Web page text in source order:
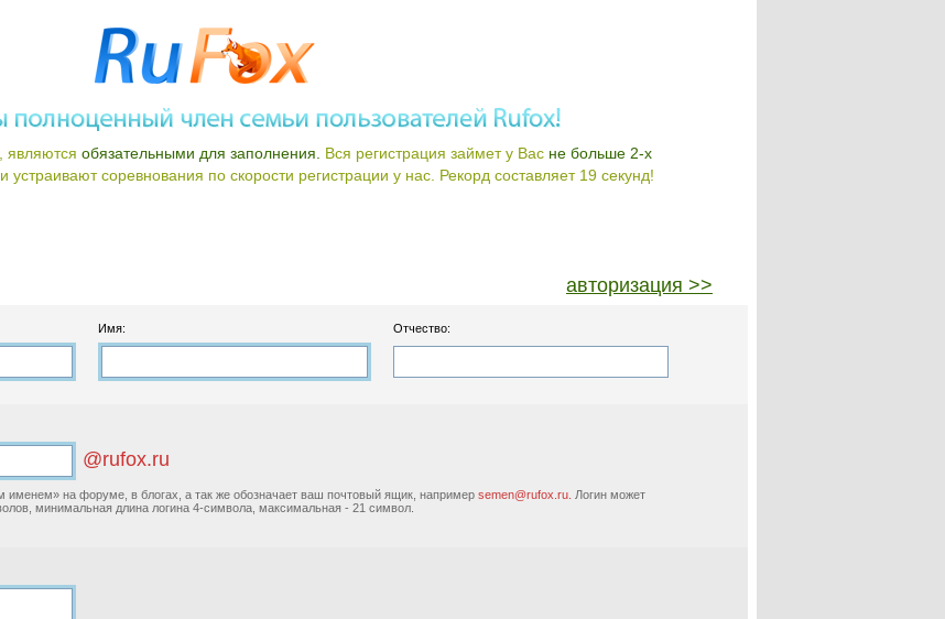
являются обязательными для заполнения. Вся регистрация займет у Вас не больше 2-х
устраивают соревнования по скорости регистрации у нас. Рекорд составляет 19 секунд!
авторизация >>
Имя: Отчество:
@rufox.ru
именем» на форуме, в блогах, а так же обозначает ваш почтовый ящик, например semen@rufox.ru. Логин может
минимальная длина логина 4-символа, максимальная - 21 символ.